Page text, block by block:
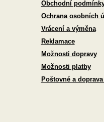
Obchodní
Ochrana osobních
Vrácení a výměna
Reklamace
Možnosti dopravy
Možnosti platby
Poštovné a